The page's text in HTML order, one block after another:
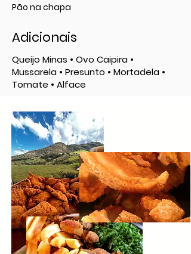
Pão na chapa
Adicionais
Queijo Minas • Ovo Caipira •
Mussarela • Presunto • Mortadela •
Tomate • Alface